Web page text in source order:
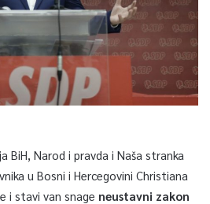
BiH, Narod i pravda i Naša stranka
u Bosni i Hercegovini Christiana
i stavi van snage neustavni zakon